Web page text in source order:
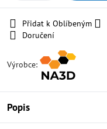
Přidat k Oblíbeným
Doručení
Výrobce:
Popis